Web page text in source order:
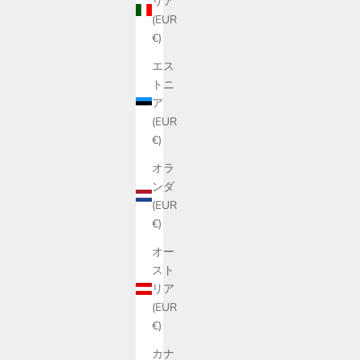
(EUR
€)
エス
トニ
ア
(EUR
€)
オラ
ンダ
(EUR
€)
オー
スト
リア
(EUR
€)
カナ